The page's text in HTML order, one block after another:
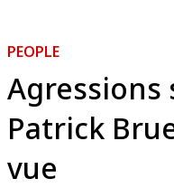
PEOPLE
Agressions
Patrick
vue